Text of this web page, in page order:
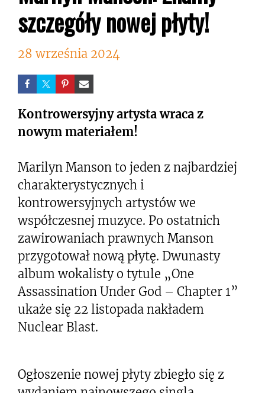
szczegóły nowej płyty!
28 września 2024
Kontrowersyjny artysta wraca z
nowym materiałem!
Marilyn Manson to jeden z najbardziej
charakterystycznych i
kontrowersyjnych artystów we
współczesnej muzyce. Po ostatnich
zawirowaniach prawnych Manson
przygotował nową płytę. Dwunasty
album wokalisty o tytule „One
Assassination Under God – Chapter 1”
ukaże się 22 listopada nakładem
Nuclear Blast.
Ogłoszenie nowej płyty zbiegło się z